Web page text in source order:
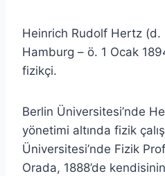
Heinrich Rudolf Hertz (d.
Hamburg – ö. 1 Ocak
fizikçi.
Berlin Üniversitesi’nde
yönetimi altında fizik
Üniversitesi’nde Fizik
Orada, 1888’de